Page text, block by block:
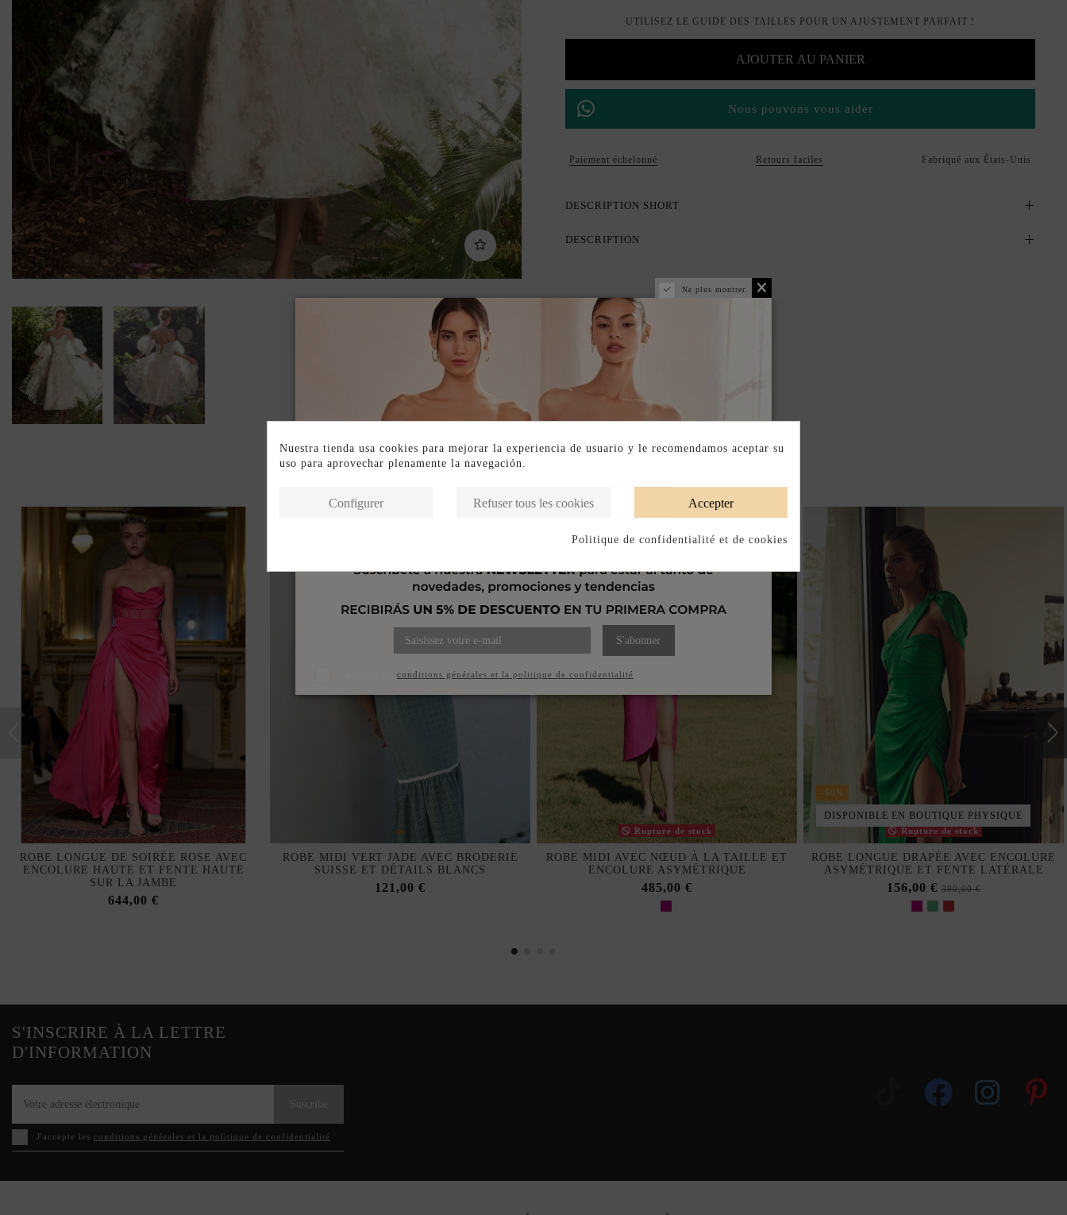
UTILISEZ LE GUIDE DES TAILLES POUR UN AJUSTEMENT PARFAIT !
AJOUTER AU PANIER
Nous pouvons vous aider
Paiement échelonné Retours faciles Fabriqué aux États-Unis
DESCRIPTION SHORT
DESCRIPTION
ROBE LONGUE DE SOIRÉE ROSE AVEC
ENCOLURE HAUTE ET FENTE HAUTE
SUR LA JAMBE
644,00 €
ROBE MIDI VERT JADE AVEC BRODERIE
SUISSE ET DÉTAILS BLANCS
121,00 €
Rupture de stock
ROBE MIDI AVEC NŒUD À LA TAILLE ET
ENCOLURE ASYMÉTRIQUE
485,00 €
-60%
DISPONIBLE EN BOUTIQUE PHYSIQUE
Rupture de stock
ROBE LONGUE DRAPÉE AVEC ENCOLURE
ASYMÉTRIQUE ET FENTE LATÉRALE
156,00 €390,00 €
S'INSCRIRE À LA LETTRE
D'INFORMATION
J'accepte les conditions générales et la politique de confidentialité
Ne plus montrer.
S'abonner
conditions générales et la politique de confidentialité
Nuestra tienda usa cookies para mejorar la experiencia de usuario y le recomendamos aceptar su
uso para aprovechar plenamente la navegación.
Accepter
Refuser tous les cookies
Configurer
Politique de confidentialité et de cookies